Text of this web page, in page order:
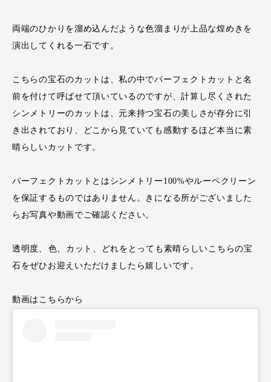
両端のひかりを溜め込んだような色溜まりが上品な煌めきを
演出してくれる一石です。
こちらの宝石のカットは、私の中でパーフェクトカットと名
前を付けて呼ばせて頂いているのですが、計算し尽くされた
シンメトリーのカットは、元来持つ宝石の美しさが存分に引
き出されており、どこから見ていても感動するほど本当に素
晴らしいカットです。
パーフェクトカットとはシンメトリー100%やルーペクリーン
を保証するものではありません。きになる所がございました
らお写真や動画でご確認ください。
透明度、色、カット、どれをとっても素晴らしいこちらの宝
石をぜひお迎えいただけましたら嬉しいです。
動画はこちらから